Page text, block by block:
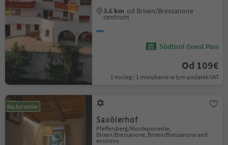
3.6 km od Brixen/Bressanone
centrum
Südtirol Guest Pass
Od 109€
1 nocleg / 1 mieszkanie w tym podatek VAT
Na życzenie
Saxölerhof
Pfeffersberg/Monteponente,
Brixen/Bressanone, Brixen/Bressanone and
environs